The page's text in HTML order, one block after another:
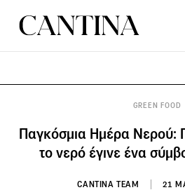
GREEN FOOD
Παγκόσμια Ημέρα Νερού:
το νερό έγινε ένα
CANTINA TEAM 21